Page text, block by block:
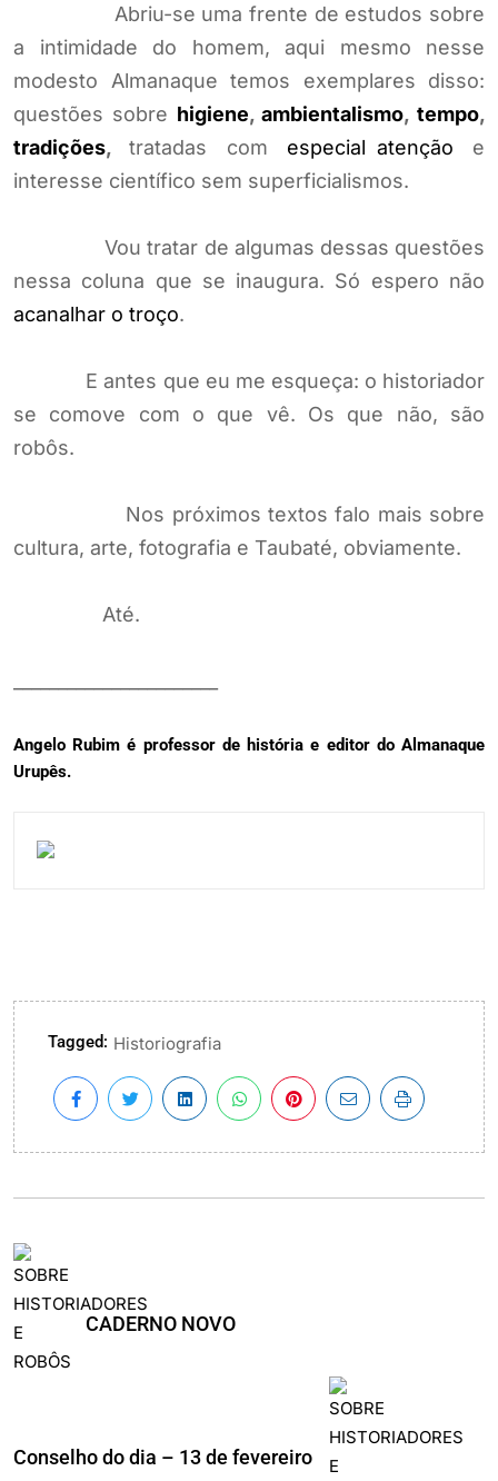
Abriu-se uma frente de estudos sobre
a intimidade do homem, aqui mesmo nesse
modesto Almanaque temos exemplares disso:
questões sobre higiene,ambientalismo, tempo,
tradições,tratadas com especial atenção e
interesse científico sem superficialismos.
Vou tratar de algumas dessas questões
nessa coluna que se inaugura. Só espero não
acanalhar o troço.
E antes que eu me esqueça: o historiador
se comove com o que vê. Os que não, são
robôs.
Nos próximos textos falo mais sobre
cultura, arte, fotografia e Taubaté, obviamente.
Até.
Angelo Rubim é professor de história e editor do Almanaque
Urupês.
Tagged: Historiografia
CADERNO NOVO
Conselho do dia – 13 de fevereiro